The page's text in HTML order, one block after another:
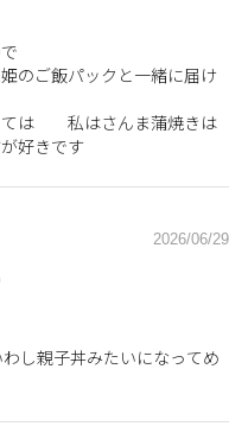
のご飯パックと一緒に届け
ては 私はさんま蒲焼きは
好きです
2026/06/29
し親子丼みたいになってめ